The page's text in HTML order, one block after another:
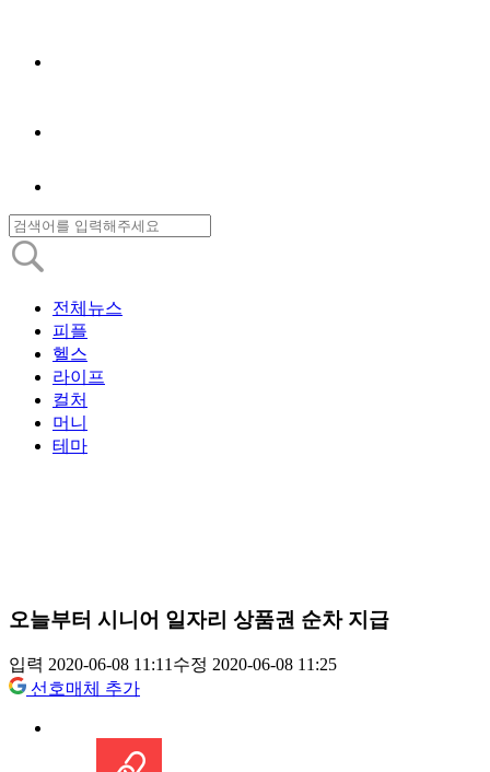
전체뉴스
피플
헬스
라이프
컬처
머니
테마
오늘부터 시니어 일자리 상품권 순차 지급
입력 2020-06-08 11:11수정 2020-06-08 11:25
선호매체 추가